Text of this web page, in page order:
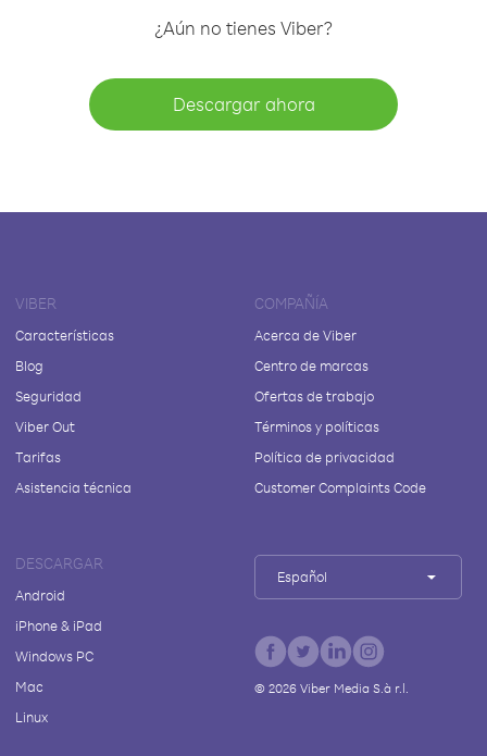
¿Aún no tienes Viber?
Descargar ahora
VIBER
Características
Blog
Seguridad
Viber Out
Tarifas
Asistencia técnica
COMPAÑÍA
Acerca de Viber
Centro de marcas
Ofertas de trabajo
Términos y políticas
Política de privacidad
Customer Complaints Code
DESCARGAR
Android
iPhone & iPad
Windows PC
Mac
Linux
Español
© 2026Viber Media S.à r.l.